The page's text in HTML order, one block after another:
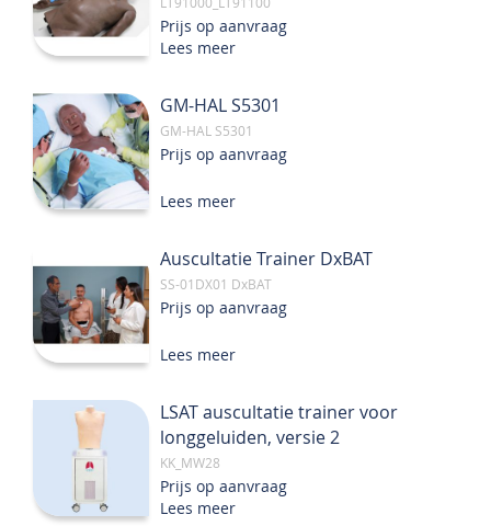
Prijs op aanvraag
Lees meer
GM-HAL S5301
GM-HAL S5301
Prijs op aanvraag
Lees meer
Auscultatie Trainer DxBAT
SS-01DX01 DxBAT
Prijs op aanvraag
Lees meer
LSAT auscultatie trainer voor
longgeluiden, versie 2
KK_MW28
Prijs op aanvraag
Lees meer